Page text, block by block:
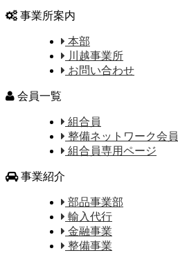
事業所案内
本部
川越事業所
お問い合わせ
会員一覧
組合員
整備ネットワーク会員
組合員専用ページ
事業紹介
部品事業部
輸入代行
金融事業
整備事業